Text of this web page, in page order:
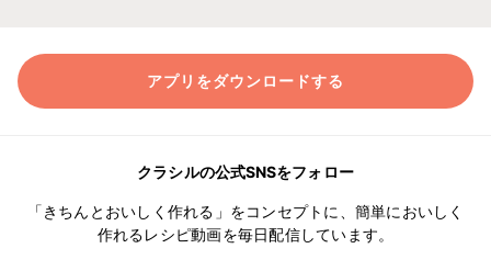
アプリをダウンロードする
クラシルの公式SNSをフォロー
「きちんとおいしく作れる」をコンセプトに、簡単においしく
作れるレシピ動画を毎日配信しています。